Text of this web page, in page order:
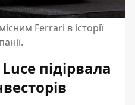
Ferrari в історії
підірвала